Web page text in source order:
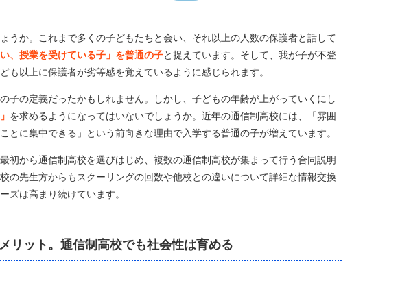
うか。これまで多くの子どもたちと会い、それ以上の人数の保護者と話して
い、授業を受けている子」を普通の子と捉えています。そして、我が子が不登
も以上に保護者が劣等感を覚えているように感じられます。
子の定義だったかもしれません。しかし、子どもの年齢が上がっていくにし
を求めるようになってはいないでしょうか。近年の通信制高校には、「雰囲
とに集中できる」という前向きな理由で入学する普通の子が増えています。
初から通信制高校を選びはじめ、複数の通信制高校が集まって行う合同説明
の先生方からもスクーリングの回数や他校との違いについて詳細な情報交換
ズは高まり続けています。
リット。通信制高校でも社会性は育める